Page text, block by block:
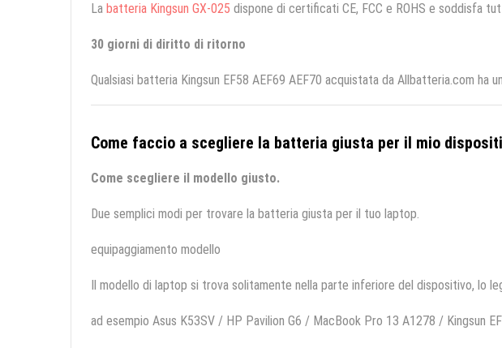
La batteria Kingsun GX-025 dispone di certificati CE, FCC e ROHS e soddisfa
30 giorni di diritto di ritorno
Qualsiasi batteria Kingsun EF58 AEF69 AEF70 acquistata da Allbatteria.com
Come faccio a scegliere la batteria giusta per il mio
Come scegliere il modello giusto.
Due semplici modi per trovare la batteria giusta per il tuo laptop.
equipaggiamento modello
Il modello di laptop si trova solitamente nella parte inferiore del dispositivo, lo
ad esempio Asus K53SV / HP Pavilion G6 / MacBook Pro 13 A1278 / Kingsun